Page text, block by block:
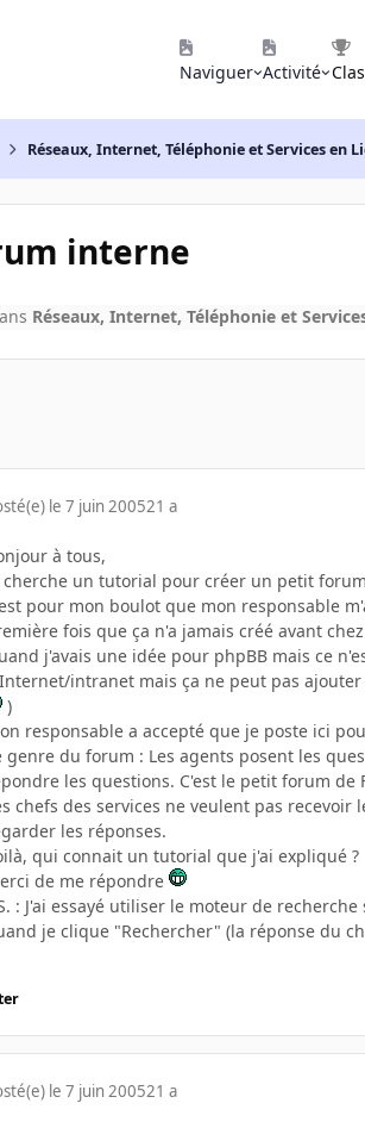
Naviguer Activité
Réseaux, Internet, Téléphonie et Services en
interne
Réseaux, Internet, Téléphonie et
le 7 juin 200521 a
à tous,
cherche un tutorial pour créer un petit
pour mon boulot que mon responsable
fois que ça n'a jamais créé avant
j'avais une idée pour phpBB mais ce
intranet mais ça ne peut pas
)
responsable a accepté que je poste ici
genre du forum : Les agents posent les
les questions. C'est le petit forum de
chefs des services ne veulent pas
les réponses.
qui connait un tutorial que j'ai expliqué ?
de me répondre
: J'ai essayé utiliser le moteur de
je clique "Rechercher" (la réponse du
le 7 juin 200521 a